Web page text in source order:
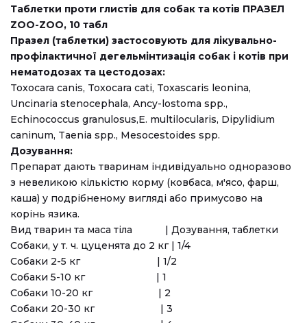
Таблетки проти глистів для собак та котів ПРАЗЕЛ
ZOO-ZOO, 10 табл
Празел (таблетки) застосовують для лікувально-
профілактичної дегельмінтизація собак і котів при
нематодозах та цестодозах:
Toxocara canis, Toxocara cati, Toxascaris leonina,
Uncinaria stenocephala, Ancy-lostoma spp.,
Echinococcus granulosus,E. multilocularis, Dipylidium
caninum, Taenia spp., Mesocestoides spp.
Дозування:
Препарат дають тваринам індивідуально одноразово
з невеликою кількістю корму (ковбаса, м'ясо, фарш,
каша) у подрібненому вигляді або примусово на
корінь язика.
Вид тварин та маса тіла | Дозування, таблетки
Собаки, у т. ч. цуценята до 2 кг | 1/4
Собаки 2-5 кг | 1/2
Собаки 5-10 кг | 1
Собаки 10-20 кг | 2
Собаки 20-30 кг | 3